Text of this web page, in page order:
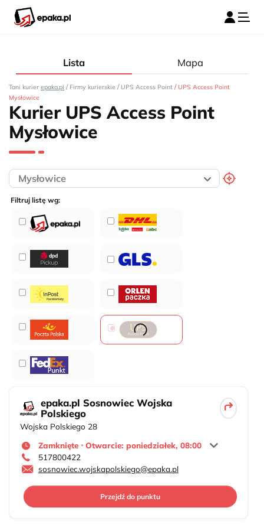
Lista Mapa
Tani kurier epaka.pl / Firmy kurierskie / UPS Access Point / UPS Access Point
Mysłowice
Kurier UPS Access Point
Mysłowice
Filtruj listę wg:
epaka.pl Sosnowiec Wojska
Polskiego
Wojska Polskiego 28
Zamknięte ⋅ Otwarcie: poniedziałek, 08:00
517800422
sosnowiec.wojskapolskiego@epaka.pl
Przejdź do punktu